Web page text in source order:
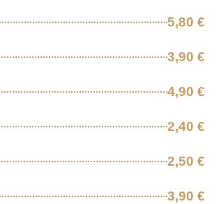
5,80 €
3,90 €
4,90 €
2,40 €
2,50 €
3,90 €